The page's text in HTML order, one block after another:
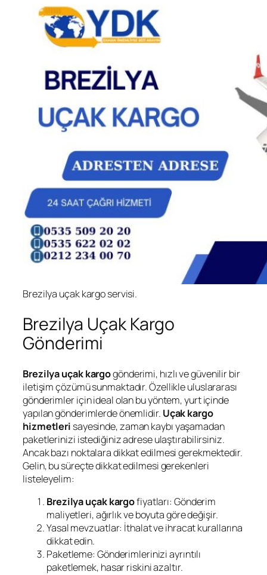
Brezilya uçak kargo servisi.
Brezilya Uçak Kargo
Gönderimi
Brezilya uçak kargogönderimi, hızlı ve güvenilir bir
iletişim çözümü sunmaktadır. Özellikle uluslararası
gönderimler için ideal olan bu yöntem, yurt içinde
yapılan gönderimlerde önemlidir. Uçak kargo
hizmetleri sayesinde, zaman kaybı yaşamadan
paketlerinizi istediğiniz adrese ulaştırabilirsiniz.
Ancak bazı noktalara dikkat edilmesi gerekmektedir.
Gelin, bu süreçte dikkat edilmesi gerekenleri
listeleyelim:
Brezilya uçak kargofiyatları: Gönderim
maliyetleri, ağırlık ve boyuta göre değişir.
Yasal mevzuatlar: İthalat ve ihracat kurallarına
dikkat edin.
Paketleme: Gönderimlerinizi ayrıntılı
paketlemek, hasar riskini azaltır.